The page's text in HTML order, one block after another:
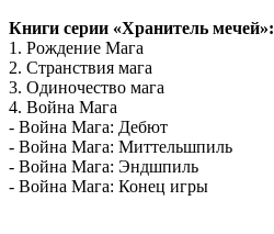
Книги серии «Хранитель мечей»:
1. Рождение Мага
2. Странствия мага
3. Одиночество мага
4. Война Мага
- Война Мага: Дебют
- Война Мага: Миттельшпиль
- Война Мага: Эндшпиль
- Война Мага: Конец игры